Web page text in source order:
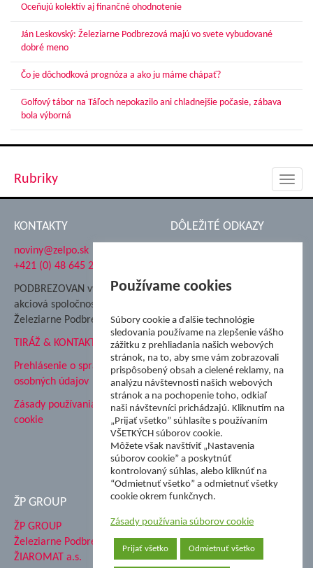
Oceňujú kolektív aj finančné ohodnotenie
Ján Leskovský: Železiarne Podbrezová majú vo svete vybudované
dobré meno
Čo je dôchodková prognóza a ako ju máme chápať?
Golfový tábor na Táľoch nepokazilo ani chladnejšie počasie, zábava
bola výborná
Rubriky
KONTAKTY
noviny@zelpo.sk
+421 (0) 48 645 2711
PODBREZOVAN vydáva
akciová spoločnosť
Železiarne Podbrezová
TIRÁŽ & KONTAKT
Prehlásenie o spracovaní
osobných údajov
Zásady používania súborov
cookie
DÔLEŽITÉ ODKAZY
Nadácia Železiarne
ŽP Informatika s.r.o.
ŠK Železiarne Podbrezová
Tále a.s.
ŽP GROUP
ŽP GROUP
Železiarne Podbrezová a.s.
ŽIAROMAT a.s.
Používame cookies
Súbory cookie a ďalšie technológie
sledovania používame na zlepšenie vášho
zážitku z prehliadania našich webových
stránok, na to, aby sme vám zobrazovali
prispôsobený obsah a cielené reklamy, na
analýzu návštevnosti našich webových
stránok a na pochopenie toho, odkiaľ
naši návštevníci prichádzajú. Kliknutím na
„Prijať všetko” súhlasíte s používaním
VŠETKÝCH súborov cookie.
Môžete však navštíviť „Nastavenia
súborov cookie” a poskytnúť
kontrolovaný súhlas, alebo kliknúť na
“Odmietnuť všetko” a odmietnuť všetky
cookie okrem funkčnych.
Zásady používania súborov cookie
Prijať všetko Odmietnuť všetko